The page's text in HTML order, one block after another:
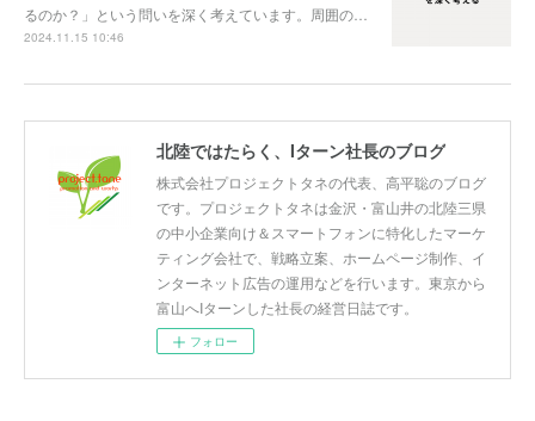
るのか？」という問いを深く考えています。周囲の…
2024.11.15 10:46
北陸ではたらく、Iターン社長のブログ
株式会社プロジェクトタネの代表、高平聡のブログ
です。プロジェクトタネは金沢・富山井の北陸三県
の中小企業向け＆スマートフォンに特化したマーケ
ティング会社で、戦略立案、ホームページ制作、イ
ンターネット広告の運用などを行います。東京から
富山へIターンした社長の経営日誌です。
フォロー